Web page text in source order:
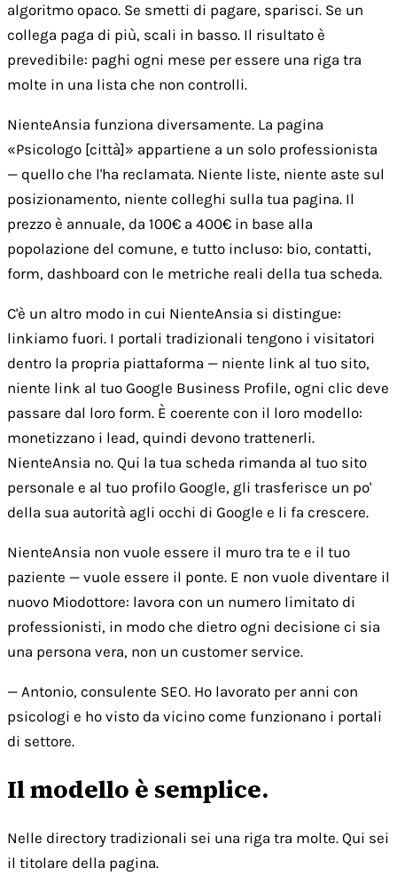
algoritmo opaco. Se smetti di pagare, sparisci. Se un
collega paga di più, scali in basso. Il risultato è
prevedibile: paghi ogni mese per essere una riga tra
molte in una lista che non controlli.
NienteAnsia funziona diversamente. La pagina
«Psicologo [città]» appartiene a un solo professionista
— quello che l'ha reclamata. Niente liste, niente aste sul
posizionamento, niente colleghi sulla tua pagina. Il
prezzo è annuale, da 100€ a 400€ in base alla
popolazione del comune, e tutto incluso: bio, contatti,
form, dashboard con le metriche reali della tua scheda.
C'è un altro modo in cui NienteAnsia si distingue:
linkiamo fuori. I portali tradizionali tengono i visitatori
dentro la propria piattaforma — niente link al tuo sito,
niente link al tuo Google Business Profile, ogni clic deve
passare dal loro form. È coerente con il loro modello:
monetizzano i lead, quindi devono trattenerli.
NienteAnsia no. Qui la tua scheda rimanda al tuo sito
personale e al tuo profilo Google, gli trasferisce un po'
della sua autorità agli occhi di Google e li fa crescere.
NienteAnsia non vuole essere il muro tra te e il tuo
paziente — vuole essere il ponte. E non vuole diventare il
nuovo Miodottore: lavora con un numero limitato di
professionisti, in modo che dietro ogni decisione ci sia
una persona vera, non un customer service.
— Antonio, consulente SEO. Ho lavorato per anni con
psicologi e ho visto da vicino come funzionano i portali
di settore.
Il modello è semplice.
Nelle directory tradizionali sei una riga tra molte. Qui sei
il titolare della pagina.